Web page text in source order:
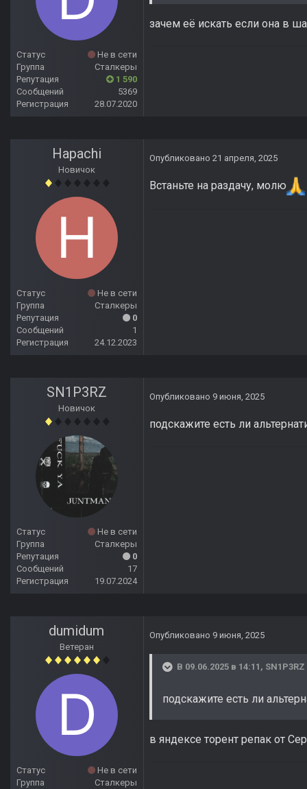
Статус
Не в сети
Группа
Сталкеры
Репутация
1 590
Сообщений
5369
Регистрация
28.07.2020
зачем её искать если она в
Hapachi
Новичок
Статус
Не в сети
Группа
Сталкеры
Репутация
0
Сообщений
1
Регистрация
24.12.2023
Опубликовано 21 апреля, 2025
Встаньте на раздачу, молю
SN1P3RZ
Новичок
Статус
Не в сети
Группа
Сталкеры
Репутация
0
Сообщений
17
Регистрация
19.07.2024
Опубликовано 9 июня, 2025
подскажите есть ли
dumidum
Ветеран
Статус
Не в сети
Группа
Сталкеры
Опубликовано 9 июня, 2025
В 09.06.2025 в 14:11, SN1P3RZ
подскажите есть ли
в яндексе торент репак от